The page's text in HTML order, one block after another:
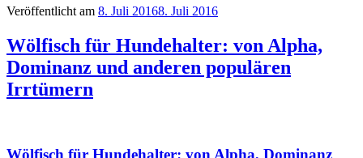
Veröffentlicht am 8. Juli 20168. Juli 2016
Wölfisch für Hundehalter: von Alpha,
Dominanz und anderen populären
Irrtümern
Wölfisch für Hundehalter: von Alpha, Dominanz